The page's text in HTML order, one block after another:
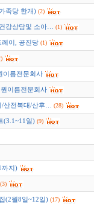
족당 한개) (2)
강상담및 소아… (1)
이, 공진당 (1)
이름전문회사
이름전문회사
/산전복대/산후… (28)
(3.1~11일) (9)
까지)
(3)
(2월8일~12일) (17)